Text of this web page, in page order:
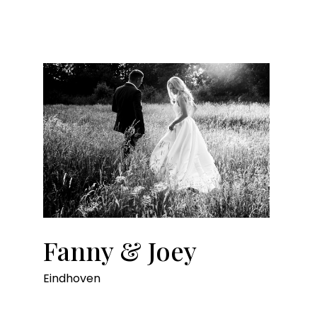
Fanny & Joey
Eindhoven